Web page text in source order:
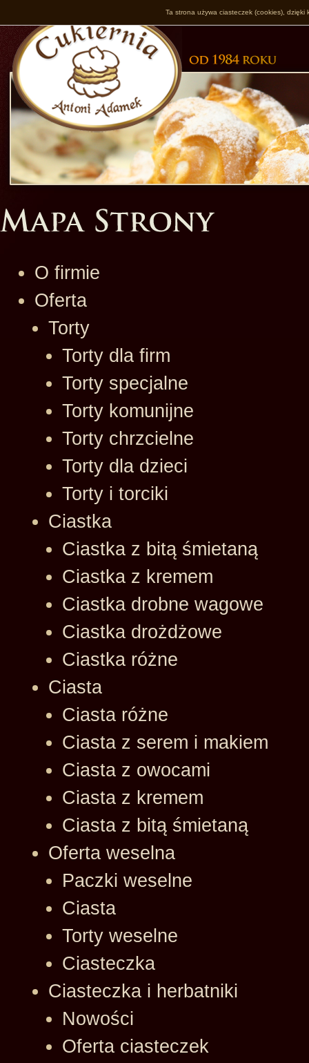
O firmie
Oferta
Torty
Torty dla firm
Torty specjalne
Torty komunijne
Torty chrzcielne
Torty dla dzieci
Torty i torciki
Ciastka
Ciastka z bitą śmietaną
Ciastka z kremem
Ciastka drobne wagowe
Ciastka drożdżowe
Ciastka różne
Ciasta
Ciasta różne
Ciasta z serem i makiem
Ciasta z owocami
Ciasta z kremem
Ciasta z bitą śmietaną
Oferta weselna
Paczki weselne
Ciasta
Torty weselne
Ciasteczka
Ciasteczka i herbatniki
Nowości
Oferta ciasteczek
Ta strona używa ciasteczek (cookies), dzięki